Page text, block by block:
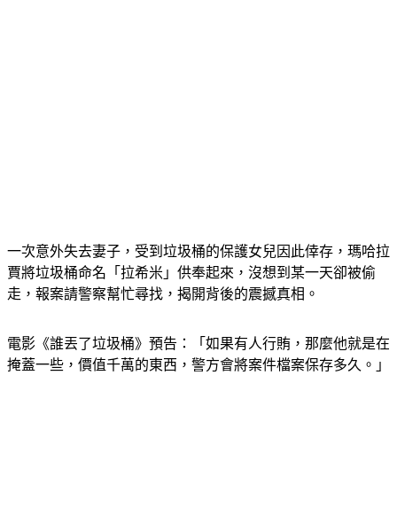
一次意外失去妻子，受到垃圾桶的保護女兒因此倖存，瑪哈拉
賈將垃圾桶命名「拉希米」供奉起來，沒想到某一天卻被偷
走，報案請警察幫忙尋找，揭開背後的震撼真相。
電影《誰丟了垃圾桶》預告：「如果有人行賄，那麼他就是在
掩蓋一些，價值千萬的東西，警方會將案件檔案保存多久。」